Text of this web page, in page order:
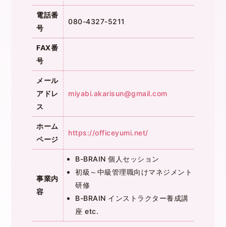
電話番
号
080-4327-5211
FAX番
号
メール
アドレ
ス
miyabi.akarisun@gmail.com
ホーム
ページ
https://officeyumi.net/
事業内
容
B-BRAIN 個人セッション
初級～中級管理職向けマネジメント
研修
B-BRAIN インストラクター養成講
座 etc.